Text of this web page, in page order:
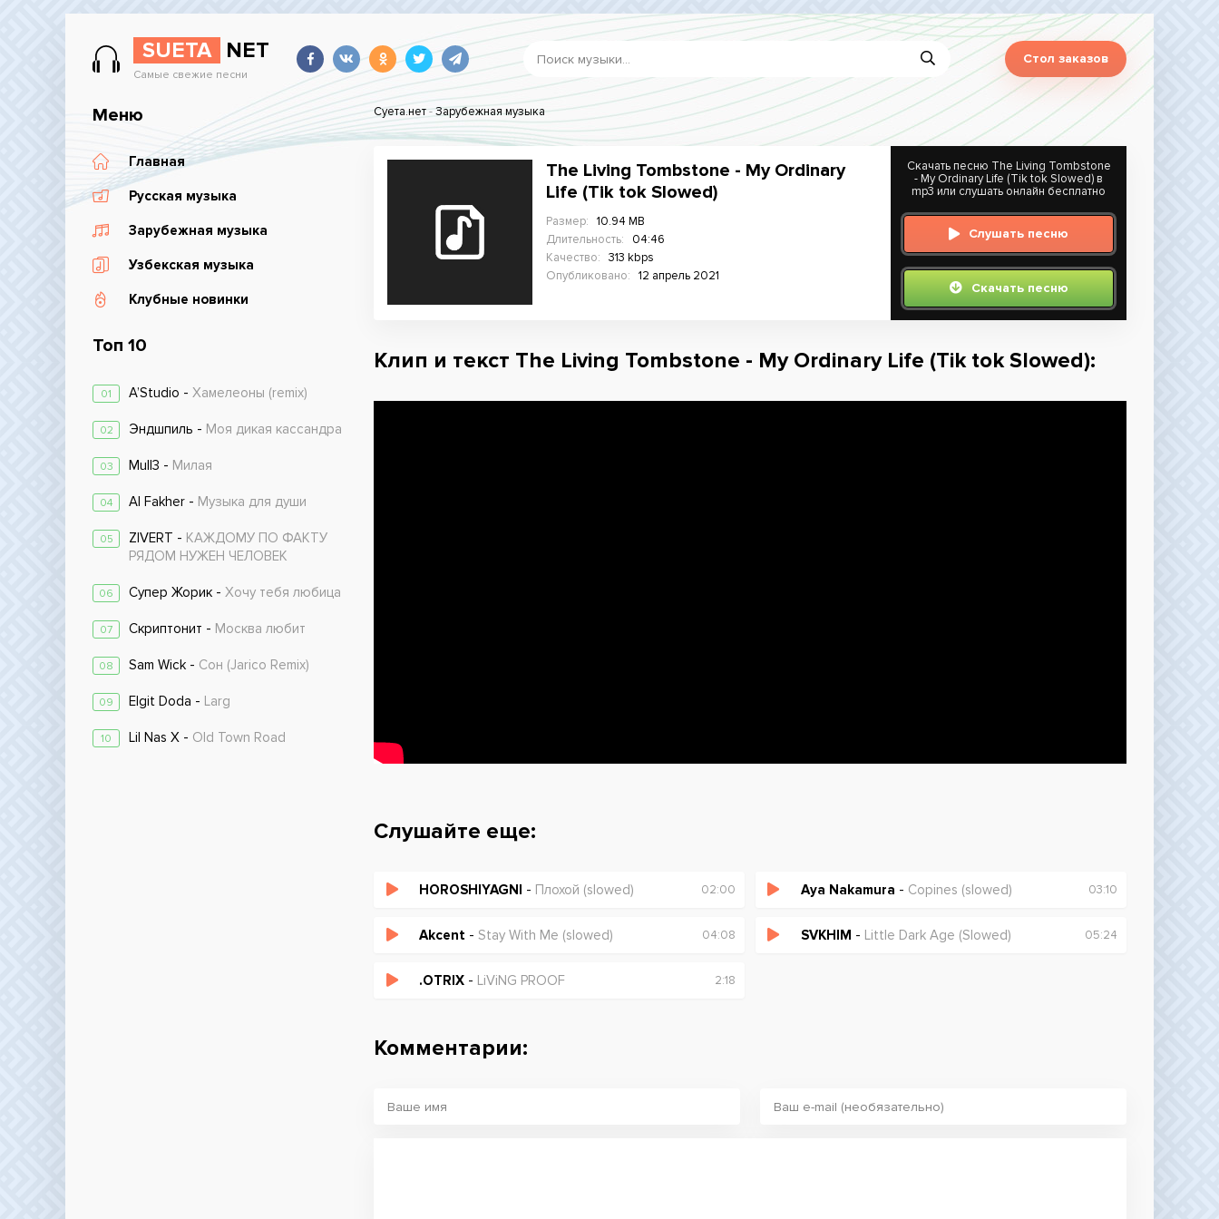
SUETA NET
Самые свежие песни
Стол заказов
Меню
Главная
Русская музыка
Зарубежная музыка
Узбекская музыка
Клубные новинки
Топ 10
01 A’Studio - Хамелеоны (remix)
02 Эндшпиль - Моя дикая кассандра
03 Mull3 - Милая
04 Al Fakher - Музыка для души
05 ZIVERT - КАЖДОМУ ПО ФАКТУ
РЯДОМ НУЖЕН ЧЕЛОВЕК
06 Супер Жорик - Хочу тебя любица
07 Скриптонит - Москва любит
08 Sam Wick - Сон (Jarico Remix)
09 Elgit Doda - Larg
10 Lil Nas X - Old Town Road
Суета.нет-Зарубежная музыка
The Living Tombstone - My Ordinary
Life (Tik tok Slowed)
Размер:
10.94 MB
Длительность:
04:46
Качество:
313 kbps
Опубликовано:
12 апрель 2021
Скачать песню The Living Tombstone
- My Ordinary Life (Tik tok Slowed) в
mp3 или слушать онлайн бесплатно
Слушать песню
Скачать песню
Клип и текст The Living Tombstone - My Ordinary Life (Tik tok Slowed):
Слушайте еще:
HOROSHIYAGNI - Плохой (slowed) 02:00 Aya Nakamura - Copines (slowed) 03:10
Akcent - Stay With Me (slowed) 04:08 SVKHIM - Little Dark Age (Slowed) 05:24
.OTRIX - LiViNG PROOF 2:18
Комментарии: